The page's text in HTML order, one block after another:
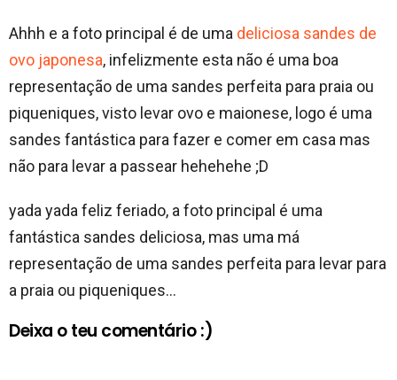
Ahhh e a foto principal é de uma deliciosa sandes de
ovo japonesa, infelizmente esta não é uma boa
representação de uma sandes perfeita para praia ou
piqueniques, visto levar ovo e maionese, logo é uma
sandes fantástica para fazer e comer em casa mas
não para levar a passear hehehehe ;D
yada yada feliz feriado, a foto principal é uma
fantástica sandes deliciosa, mas uma má
representação de uma sandes perfeita para levar para
a praia ou piqueniques…
Deixa o teu comentário :)